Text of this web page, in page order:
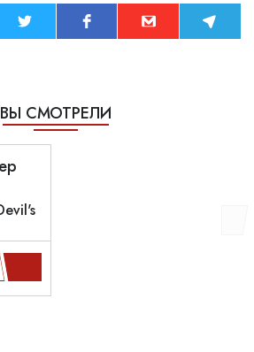
ВЫ СМОТРЕЛИ